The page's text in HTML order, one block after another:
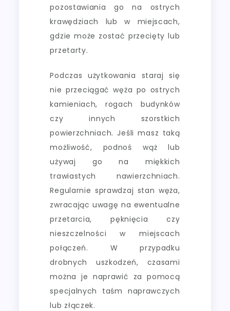
pozostawiania go na ostrych
krawędziach lub w miejscach,
gdzie może zostać przecięty lub
przetarty.
Podczas użytkowania staraj się
nie przeciągać węża po ostrych
kamieniach, rogach budynków
czy innych szorstkich
powierzchniach. Jeśli masz taką
możliwość, podnoś wąż lub
używaj go na miękkich
trawiastych nawierzchniach.
Regularnie sprawdzaj stan węża,
zwracając uwagę na ewentualne
przetarcia, pęknięcia czy
nieszczelności w miejscach
połączeń. W przypadku
drobnych uszkodzeń, czasami
można je naprawić za pomocą
specjalnych taśm naprawczych
lub złączek.